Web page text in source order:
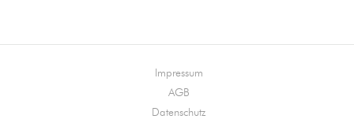
Impressum
AGB
Datenschutz